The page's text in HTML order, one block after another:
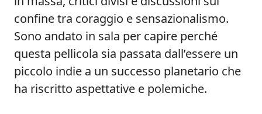
confine tra coraggio e sensazionalismo.
Sono andato in sala per capire perché
questa pellicola sia passata dall’essere un
piccolo indie a un successo planetario che
ha riscritto aspettative e polemiche.